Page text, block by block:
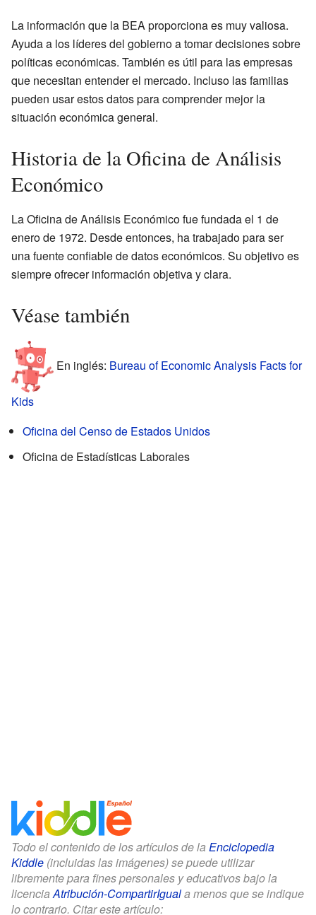
La información que la BEA proporciona es muy valiosa.
Ayuda a los líderes del gobierno a tomar decisiones sobre
políticas económicas. También es útil para las empresas
que necesitan entender el mercado. Incluso las familias
pueden usar estos datos para comprender mejor la
situación económica general.
Historia de la Oficina de Análisis
Económico
La Oficina de Análisis Económico fue fundada el 1 de
enero de 1972. Desde entonces, ha trabajado para ser
una fuente confiable de datos económicos. Su objetivo es
siempre ofrecer información objetiva y clara.
Véase también
En inglés: Bureau of Economic Analysis Facts for
Kids
Oficina del Censo de Estados Unidos
Oficina de Estadísticas Laborales
Todo el contenido de los artículos de la Enciclopedia
Kiddle (incluidas las imágenes) se puede utilizar
libremente para fines personales y educativos bajo la
licenciaAtribución-CompartirIguala menos que se indique
lo contrario. Citar este artículo: